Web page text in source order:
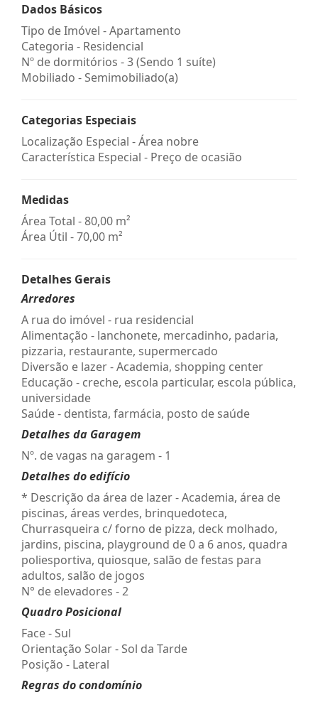
Dados Básicos
Tipo de Imóvel - Apartamento
Categoria - Residencial
Nº de dormitórios - 3 (Sendo 1 suíte)
Mobiliado - Semimobiliado(a)
Categorias Especiais
Localização Especial - Área nobre
Característica Especial - Preço de ocasião
Medidas
Área Total - 80,00 m²
Área Útil - 70,00 m²
Detalhes Gerais
Arredores
A rua do imóvel - rua residencial
Alimentação - lanchonete, mercadinho, padaria,
pizzaria, restaurante, supermercado
Diversão e lazer - Academia, shopping center
Educação - creche, escola particular, escola pública,
universidade
Saúde - dentista, farmácia, posto de saúde
Detalhes da Garagem
Nº. de vagas na garagem - 1
Detalhes do edifício
* Descrição da área de lazer - Academia, área de
piscinas, áreas verdes, brinquedoteca,
Churrasqueira c/ forno de pizza, deck molhado,
jardins, piscina, playground de 0 a 6 anos, quadra
poliesportiva, quiosque, salão de festas para
adultos, salão de jogos
N° de elevadores - 2
Quadro Posicional
Face - Sul
Orientação Solar - Sol da Tarde
Posição - Lateral
Regras do condomínio